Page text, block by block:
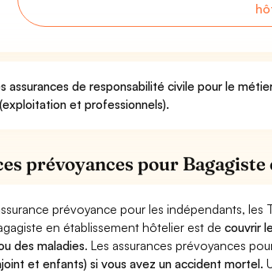
assurances de responsabilité civile pour le
et professionnels).
prévoyances pour
prévoyance pour les indépendants,
en établissement hôtelier est decouvrir
des maladies. Les assurances prévoyances
et enfants) si vous avez un accident mortel.